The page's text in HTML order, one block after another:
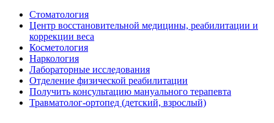
Стоматология
Центр восстановительной медицины, реабилитации и
коррекции веса
Косметология
Наркология
Лабораторные исследования
Отделение физической реабилитации
Получить консультацию мануального терапевта
Травматолог-ортопед (детский, взрослый)